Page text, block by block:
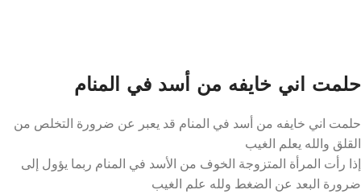
حلمت اني خايفه من أسد في المنام
حلمت اني خايفه من أسد في المنام قد يعبر عن ضرورة التخلص من
القلق والله يعلم الغيب
إذا رأت المرأة المتزوجة الخوف من الأسد في المنام ربما يؤول إلى
ضرورة البعد عن الضغط ولله علم الغيب